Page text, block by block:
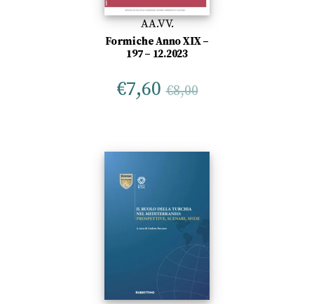
AA.VV.
Formiche Anno XIX –
197 – 12.2023
€7,60 €8,00